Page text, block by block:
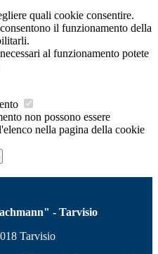
quali cookie consentire.
il funzionamento della
al funzionamento potete
non possono essere
nella pagina della cookie
- Tarvisio
Tarvisio